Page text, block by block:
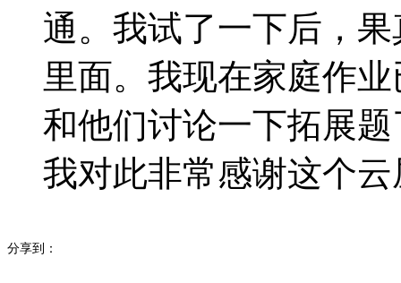
通。我试了一下后，
里面。我现在家庭作
和他们讨论一下拓展
我对此非常感谢这个
分享到：